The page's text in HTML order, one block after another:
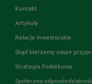
Kontakt
Artykuły
Relacje Inwestorskie
Skąd bierzemy nasze
Strategia Podatkowa
Społeczna odpowiedzialność